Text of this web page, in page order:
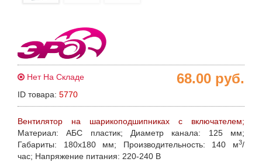
Нет На Складе
ID товара: 5770
68.00 руб.
Вентилятор на шарикоподшипниках с включателем;
Материал: АБС пластик; Диаметр канала: 125 мм;
Габариты: 180х180 мм; Производительность: 140 м3/
час; Напряжение питания: 220-240 В